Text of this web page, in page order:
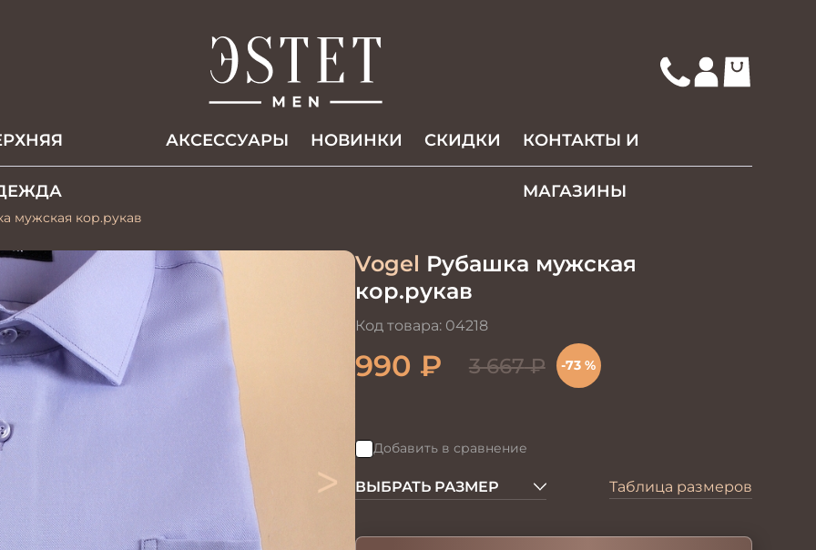
АКCЕССУАРЫ НОВИНКИ СКИДКИ КОНТАКТЫ И
МАГАЗИНЫ
мужская кор.рукав
>
Vogel Рубашка мужская
кор.рукав
Код товара: 04218
990 ₽ 3 667₽ -73 %
Добавить в сравнение
ВЫБРАТЬ РАЗМЕР Таблица размеров